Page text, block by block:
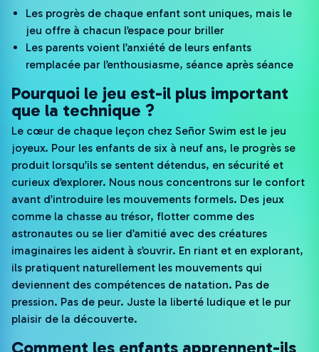
Les progrès de chaque enfant sont uniques, mais le
jeu offre à chacun l’espace pour briller
Les parents voient l’anxiété de leurs enfants
remplacée par l’enthousiasme, séance après séance
Pourquoi le jeu est-il plus important
que la technique ?
Le cœur de chaque leçon chez Señor Swim est le jeu
joyeux. Pour les enfants de six à neuf ans, le progrès se
produit lorsqu’ils se sentent détendus, en sécurité et
curieux d’explorer. Nous nous concentrons sur le confort
avant d’introduire les mouvements formels. Des jeux
comme la chasse au trésor, flotter comme des
astronautes ou se lier d’amitié avec des créatures
imaginaires les aident à s’ouvrir. En riant et en explorant,
ils pratiquent naturellement les mouvements qui
deviennent des compétences de natation. Pas de
pression. Pas de peur. Juste la liberté ludique et le pur
plaisir de la découverte.
Comment les enfants apprennent-ils